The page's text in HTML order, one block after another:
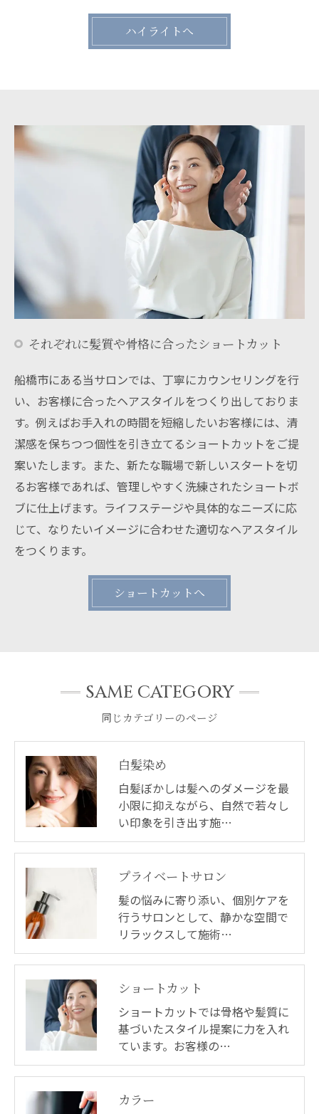
ハイライトへ
それぞれに髪質や骨格に合ったショートカット
船橋市にある当サロンでは、丁寧にカウンセリングを行
い、お客様に合ったヘアスタイルをつくり出しておりま
す。例えばお手入れの時間を短縮したいお客様には、清
潔感を保ちつつ個性を引き立てるショートカットをご提
案いたします。また、新たな職場で新しいスタートを切
るお客様であれば、管理しやすく洗練されたショートボ
ブに仕上げます。ライフステージや具体的なニーズに応
じて、なりたいイメージに合わせた適切なヘアスタイル
をつくります。
ショートカットへ
同じカテゴリーのページ
SAME CATEGORY
白髪染め
白髪ぼかしは髪へのダメージを最
小限に抑えながら、自然で若々し
い印象を引き出す施…
プライベートサロン
髪の悩みに寄り添い、個別ケアを
行うサロンとして、静かな空間で
リラックスして施術…
ショートカット
ショートカットでは骨格や髪質に
基づいたスタイル提案に力を入れ
ています。お客様の…
カラー